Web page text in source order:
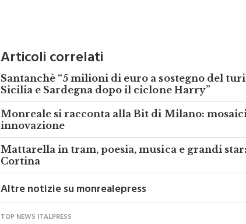
Articoli correlati
Santanchè “5 milioni di euro a sostegno del
Sicilia e Sardegna dopo il ciclone Harry”
Monreale si racconta alla Bit di Milano:
innovazione
Mattarella in tram, poesia, musica e grandi
Cortina
Altre notizie su monrealepress
TOP NEWS ITALPRESS